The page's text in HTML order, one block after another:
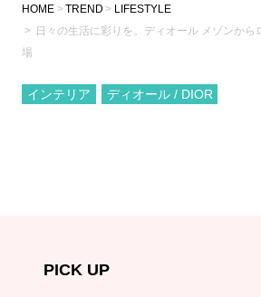
HOME TREND
LIFESTYLE
日々の生活に彩りを。ディオール メゾンから
場
インテリア ディオール / DIOR
PICK UP